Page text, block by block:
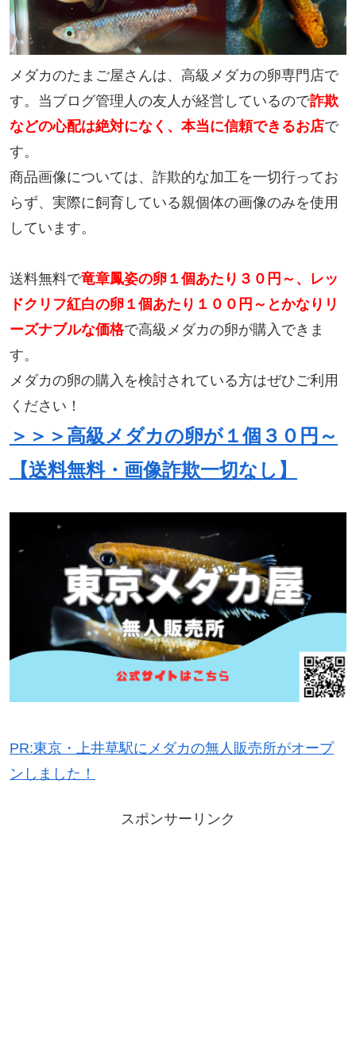
メダカのたまご屋さんは、高級メダカの卵専門店で
す。当ブログ管理人の友人が経営しているので詐欺
などの心配は絶対になく、本当に信頼できるお店で
す。
商品画像については、詐欺的な加工を一切行ってお
らず、実際に飼育している親個体の画像のみを使用
しています。
送料無料で竜章鳳姿の卵１個あたり３０円～、レッ
ドクリフ紅白の卵１個あたり１００円～とかなりリ
ーズナブルな価格で高級メダカの卵が購入できま
す。
メダカの卵の購入を検討されている方はぜひご利用
ください！
＞＞＞高級メダカの卵が１個３０円～
【送料無料・画像詐欺一切なし】
PR:東京・上井草駅にメダカの無人販売所がオープ
ンしました！
スポンサーリンク